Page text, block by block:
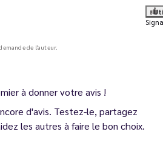
de l'auteur.
à donner votre avis !
d'avis. Testez-le, partagez
les autres à faire le bon choix.